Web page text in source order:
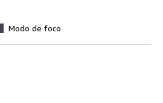
Modo de foco